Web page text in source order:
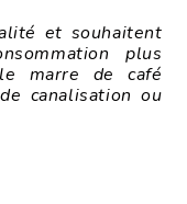
et souhaitent
plus
marre de café
canalisation ou